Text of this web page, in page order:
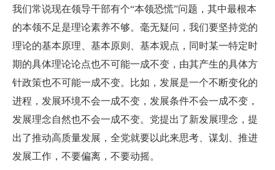
我们常说现在领导干部有个“本领恐慌”问题，其中最根本
的本领不足是理论素养不够。毫无疑问，我们要坚持党的
理论的基本原理、基本原则、基本观点，同时某一特定时
期的具体理论论点也不可能一成不变，由其产生的具体方
针政策也不可能一成不变。比如，发展是一个不断变化的
进程，发展环境不会一成不变，发展条件不会一成不变，
发展理念自然也不会一成不变。党提出了新发展理念，提
出了推动高质量发展，全党就要以此来思考、谋划、推进
发展工作，不要偏离，不要动摇。